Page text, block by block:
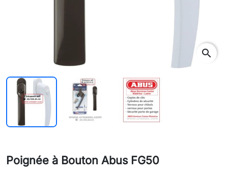
search
Poignée à Bouton Abus FG50